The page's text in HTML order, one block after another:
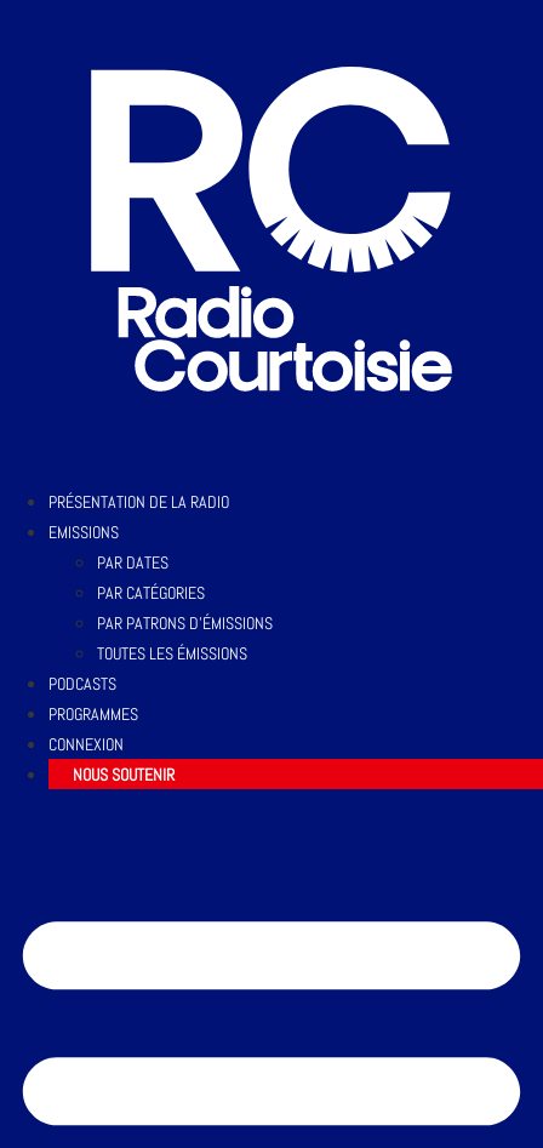
PRÉSENTATION DE LA RADIO
EMISSIONS
PAR DATES
PAR CATÉGORIES
PAR PATRONS D’ÉMISSIONS
TOUTES LES ÉMISSIONS
PODCASTS
PROGRAMMES
CONNEXION
NOUS SOUTENIR